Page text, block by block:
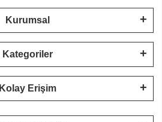
Kurumsal
Kategoriler
Kolay Erişim